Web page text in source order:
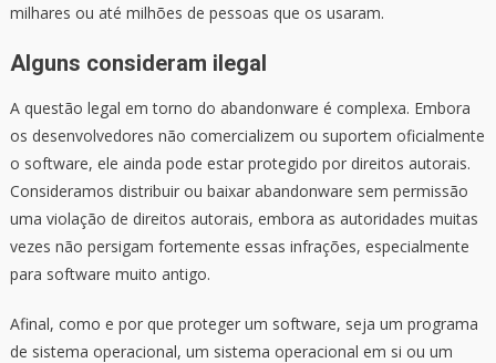
milhares ou até milhões de pessoas que os usaram.
Alguns consideram ilegal
A questão legal em torno do abandonware é complexa. Embora
os desenvolvedores não comercializem ou suportem oficialmente
o software, ele ainda pode estar protegido por direitos autorais.
Consideramos distribuir ou baixar abandonware sem permissão
uma violação de direitos autorais, embora as autoridades muitas
vezes não persigam fortemente essas infrações, especialmente
para software muito antigo.
Afinal, como e por que proteger um software, seja um programa
de sistema operacional, um sistema operacional em si ou um